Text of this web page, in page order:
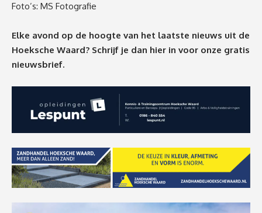
Foto’s: MS Fotografie
Elke avond op de hoogte van het laatste nieuws uit de
Hoeksche Waard? Schrijf je dan hier in voor onze gratis
nieuwsbrief.